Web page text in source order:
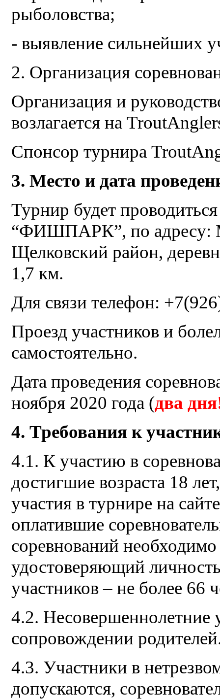
рыболовства;
- выявление сильнейших
2. Организация
Организация и
возлагается на
Спонсор турнира
3. Место и дата
Турнир будет
“ФИШПАРК”, по адресу:
Щелковский район,
1,7 км.
Для связи телефон:
Проезд участников и
самостоятельно.
Дата проведения
ноября 2020 года (два
4. Требования к
4.1. К участию в
достигшие возраста 18
участия в турнире на
оплатившие
соревнований
удостоверяющий
участников – не более 66
4.2. Несовершеннолетние
сопровождении
4.3. Участники в
допускаются,